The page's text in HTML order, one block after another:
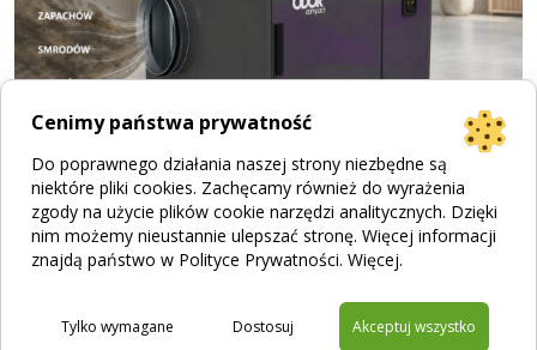
Jak działa filtracja zapachu? Poznaj urządzenia
ODORcut i ODORtec
Cenimy państwa prywatność
Do poprawnego działania naszej strony niezbędne są
niektóre pliki cookies. Zachęcamy również do wyrażenia
zgody na użycie plików cookie narzędzi analitycznych. Dzięki
nim możemy nieustannie ulepszać stronę. Więcej informacji
znajdą państwo w Polityce Prywatności. Więcej.
Dostosuj
Tylko wymagane Akceptuj wszystko